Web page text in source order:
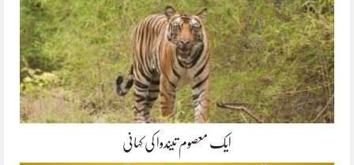
ایک معصوم تیندوا کی کہانی